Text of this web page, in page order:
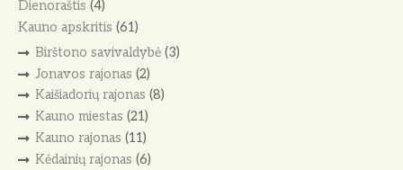
Dienoraštis (4)
Kauno apskritis (61)
Birštono savivaldybė(3)
Jonavos rajonas (2)
Kaišiadorių rajonas (8)
Kauno miestas (21)
Kauno rajonas (11)
Kėdainių rajonas (6)